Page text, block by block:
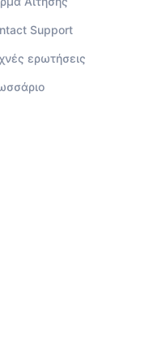
Support
ερωτήσεις